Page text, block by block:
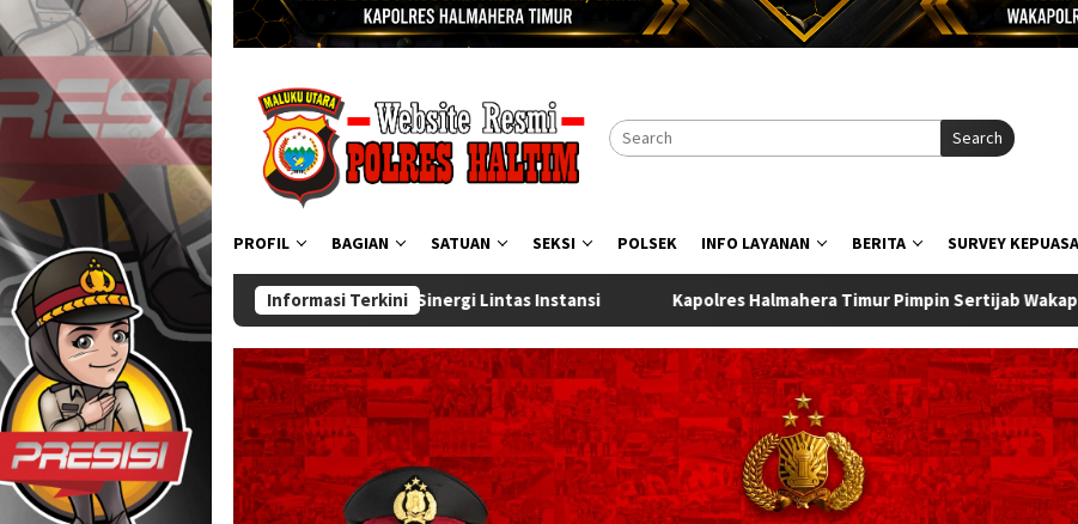
Search
PROFIL BAGIAN SATUAN SEKSI POLSEK INFO LAYANAN BERITA SURVEY
Informasi Terkini
dan Sinergi Lintas Instansi Kapolres Halmahera Timur Pimpin Sertijab Wakapolres, kabag Ops, Kabag Ren, Kasat